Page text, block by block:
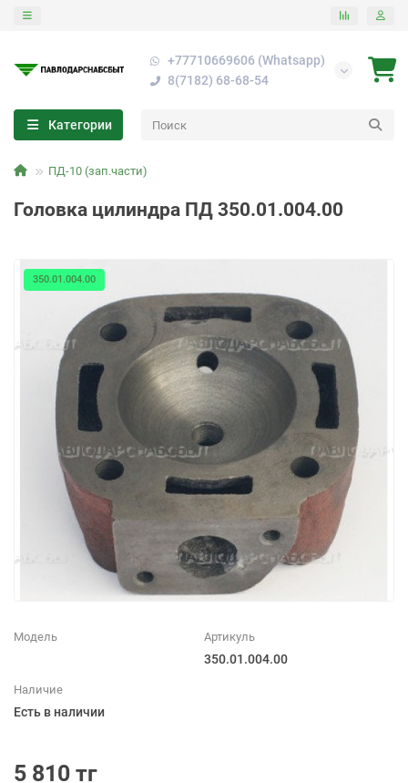
+77710669606 (Whatsapp)
8(7182) 68-68-54
Категории
ПД-10 (зап.части)
Головка цилиндра ПД 350.01.004.00
350.01.004.00
Модель Артикуль
350.01.004.00
Наличие
Есть в наличии
5 810 тг